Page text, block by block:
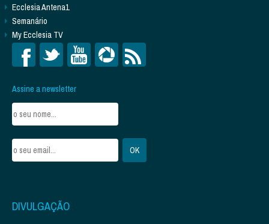
Ecclesia Antena1
Semanário
My Ecclesia TV
Assine a newsletter
DIVULGAÇÃO